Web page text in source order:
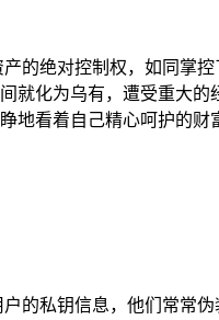
的绝对控制权，如同掌
就化为乌有，遭受重大的
地看着自己精心呵护的
的私钥信息，他们常常